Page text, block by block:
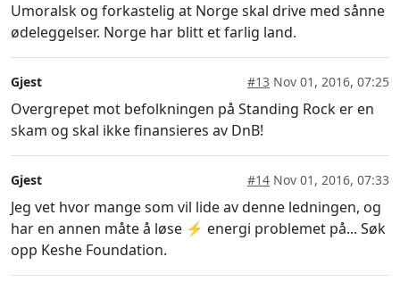
Umoralsk og forkastelig at Norge skal drive med sånne
ødeleggelser. Norge har blitt et farlig land.
Gjest #13 Nov 01, 2016, 07:25
Overgrepet mot befolkningen på Standing Rock er en
skam og skal ikke finansieres av DnB!
Gjest #14 Nov 01, 2016, 07:33
Jeg vet hvor mange som vil lide av denne ledningen, og
har en annen måte å løse ⚡ energi problemet på... Søk
opp Keshe Foundation.